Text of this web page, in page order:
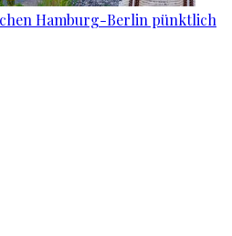
Hamburg-Berlin pünktlich